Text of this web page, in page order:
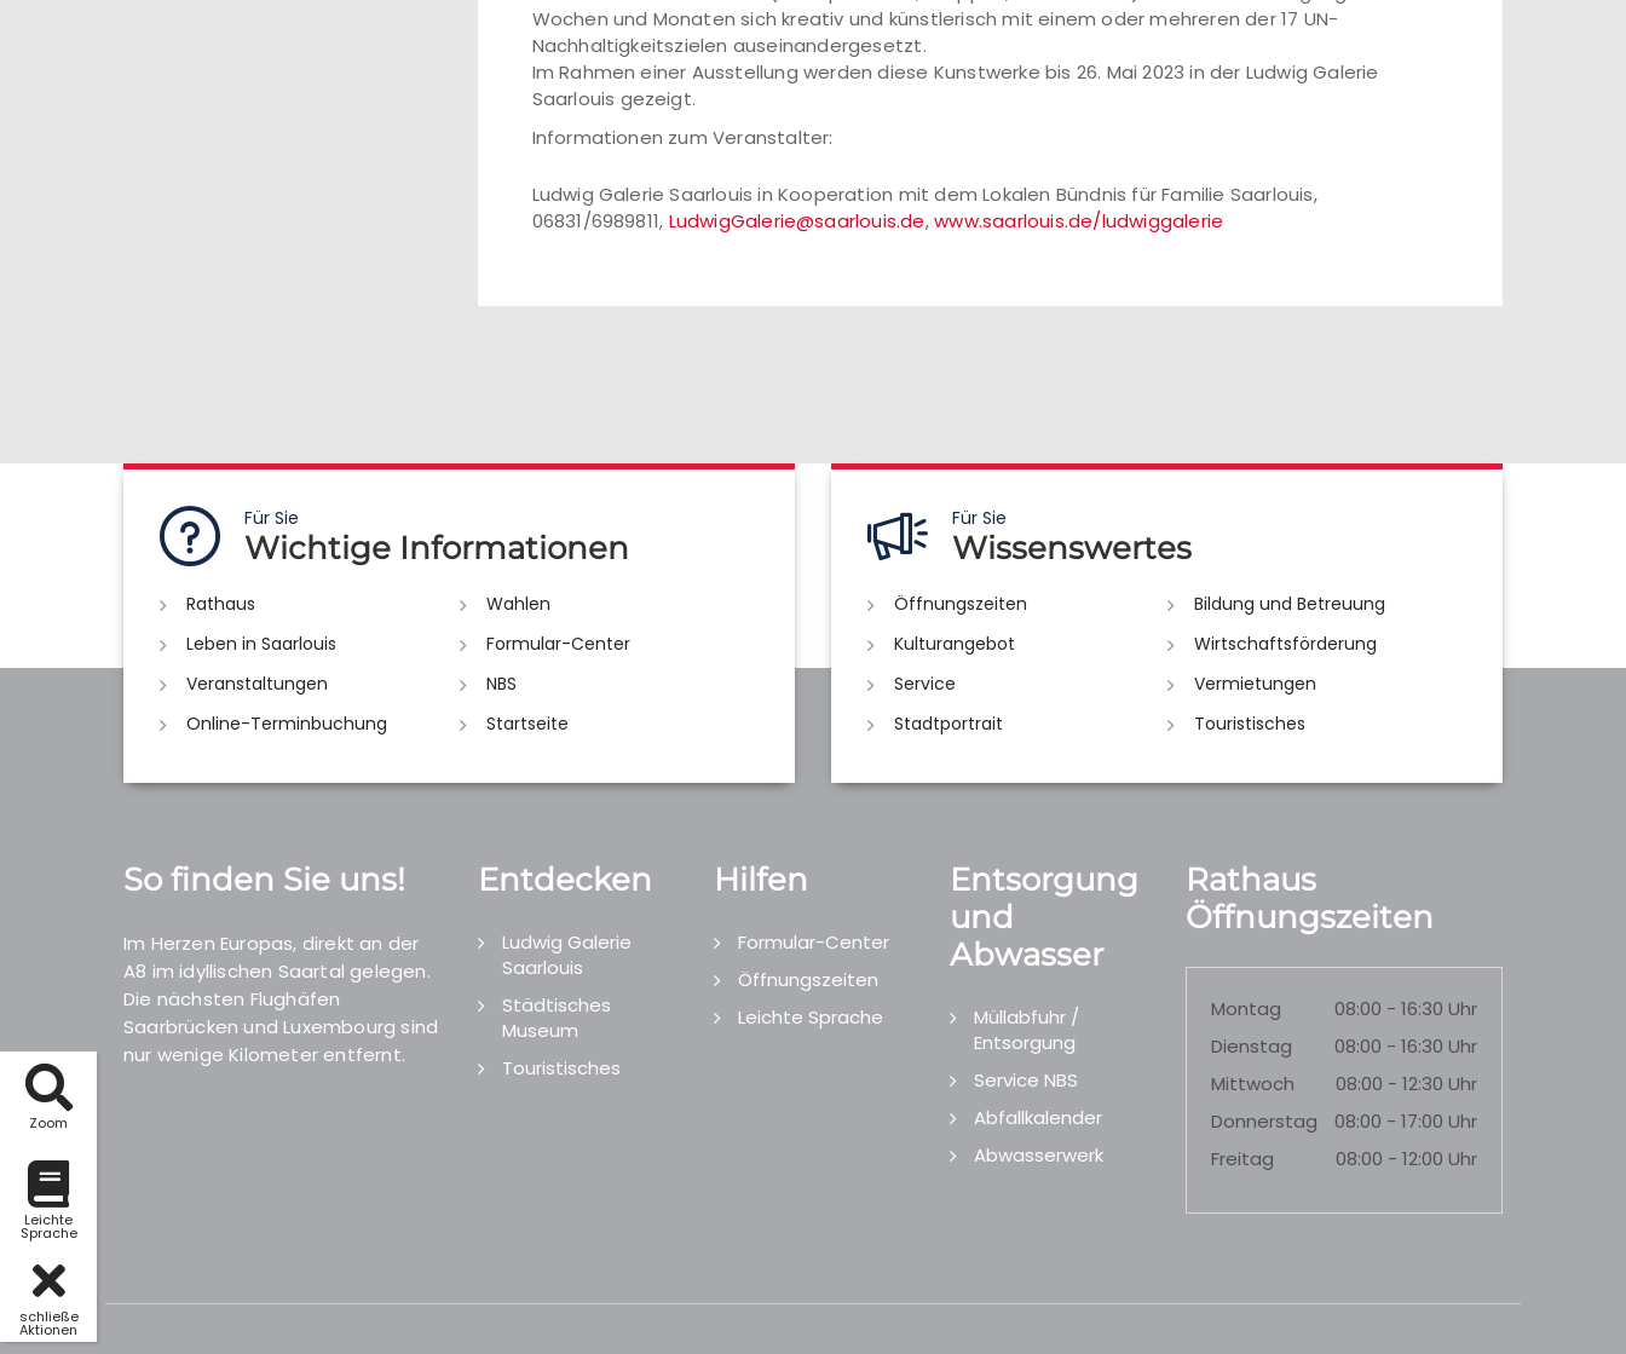
Zoom
Leichte
Sprache
schließe
Aktionen
Wochen und Monaten sich kreativ und künstlerisch mit einem oder mehreren der 17 UN-
Nachhaltigkeitszielen auseinandergesetzt.
Im Rahmen einer Ausstellung werden diese Kunstwerke bis 26. Mai 2023 in der Ludwig Galerie
Saarlouis gezeigt.
Informationen zum Veranstalter:
Ludwig Galerie Saarlouis in Kooperation mit dem Lokalen Bündnis für Familie Saarlouis,
06831/6989811, LudwigGalerie@saarlouis.de,www.saarlouis.de/ludwiggalerie
Für Sie
Wichtige Informationen
Rathaus
Wahlen
Leben in Saarlouis
Formular-Center
Veranstaltungen
NBS
Online-Terminbuchung
Startseite
Für Sie
Wissenswertes
Öffnungszeiten
Bildung und Betreuung
Kulturangebot
Wirtschaftsförderung
Service
Vermietungen
Stadtportrait
Touristisches
So finden Sie uns!
Im Herzen Europas, direkt an der
A8 im idyllischen Saartal gelegen.
Die nächsten Flughäfen
Saarbrücken und Luxembourg sind
nur wenige Kilometer entfernt.
Entdecken
Ludwig Galerie
Saarlouis
Städtisches
Museum
Touristisches
Hilfen
Formular-Center
Öffnungszeiten
Leichte Sprache
Entsorgung
und
Abwasser
Müllabfuhr /
Entsorgung
Service NBS
Abfallkalender
Abwasserwerk
Rathaus
Öffnungszeiten
Montag
08:00 - 16:30 Uhr
Dienstag
08:00 - 16:30 Uhr
Mittwoch
08:00 - 12:30 Uhr
Donnerstag
08:00 - 17:00 Uhr
Freitag
08:00 - 12:00 Uhr